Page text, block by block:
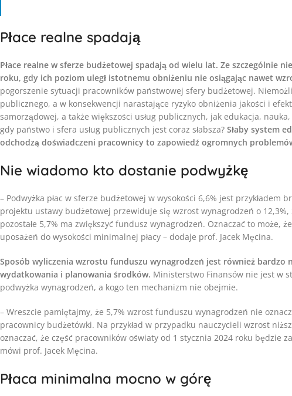
Płace realne spadają
Płace realne w sferze budżetowej spadają od wielu lat. Ze szczególnie
roku, gdy ich poziom uległ istotnemu obniżeniu nie osiągając nawet
pogorszenie sytuacji pracowników państwowej sfery budżetowej.
publicznego, a w konsekwencji narastające ryzyko obniżenia jakości i
samorządowej, a także większości usług publicznych, jak edukacja,
gdy państwo i sfera usług publicznych jest coraz słabsza? Słaby system
odchodzą doświadczeni pracownicy to zapowiedź ogromnych
Nie wiadomo kto dostanie podwyżkę
– Podwyżka płac w sferze budżetowej w wysokości 6,6% jest
projektu ustawy budżetowej przewiduje się wzrost wynagrodzeń o
pozostałe 5,7% ma zwiększyć fundusz wynagrodzeń. Oznaczać to może,
uposażeń do wysokości minimalnej płacy – dodaje prof. Jacek Męcina.
Sposób wyliczenia wzrostu funduszu wynagrodzeń jest również bardzo
wydatkowania i planowania środków. Ministerstwo Finansów nie jest w
podwyżka wynagrodzeń, a kogo ten mechanizm nie obejmie.
– Wreszcie pamiętajmy, że 5,7% wzrost funduszu wynagrodzeń nie
pracownicy budżetówki. Na przykład w przypadku nauczycieli wzrost
oznaczać, że część pracowników oświaty od 1 stycznia 2024 roku będzie
mówi prof. Jacek Męcina.
Płaca minimalna mocno w górę